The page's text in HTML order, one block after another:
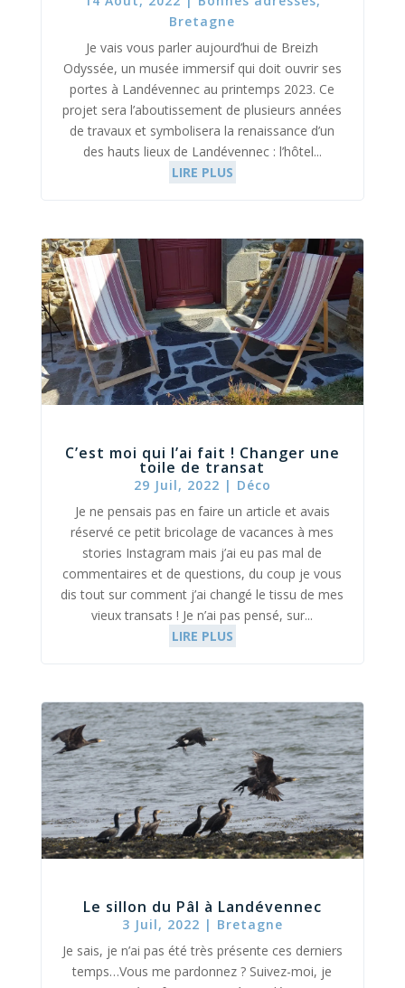
Bretagne
Je vais vous parler aujourd’hui de Breizh
Odyssée, un musée immersif qui doit ouvrir ses
portes à Landévennec au printemps 2023. Ce
projet sera l’aboutissement de plusieurs années
de travaux et symbolisera la renaissance d’un
des hauts lieux de Landévennec : l’hôtel...
LIRE PLUS
C’est moi qui l’ai fait ! Changer une
toile de transat
29 Juil, 2022 | Déco
Je ne pensais pas en faire un article et avais
réservé ce petit bricolage de vacances à mes
stories Instagram mais j’ai eu pas mal de
commentaires et de questions, du coup je vous
dis tout sur comment j’ai changé le tissu de mes
vieux transats ! Je n’ai pas pensé, sur...
LIRE PLUS
Le sillon du Pâl à Landévennec
3 Juil, 2022 | Bretagne
Je sais, je n’ai pas été très présente ces derniers
temps…Vous me pardonnez ? Suivez-moi, je